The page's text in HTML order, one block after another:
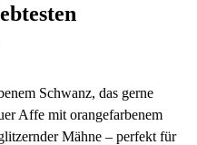
Schwanz, das gerne
Affe mit orangefarbenem
Mähne – perfekt für